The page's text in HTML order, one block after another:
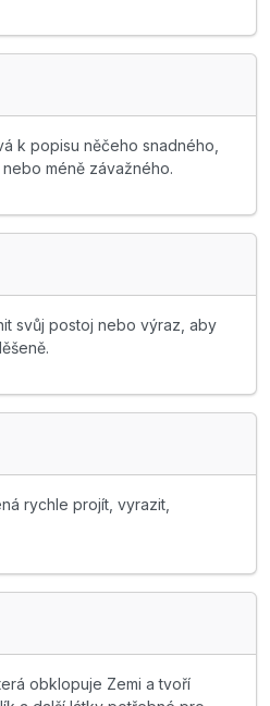
k popisu něčeho snadného,
méně závažného.
svůj postoj nebo výraz, aby
rychle projít, vyrazit,
obklopuje Zemi a tvoří